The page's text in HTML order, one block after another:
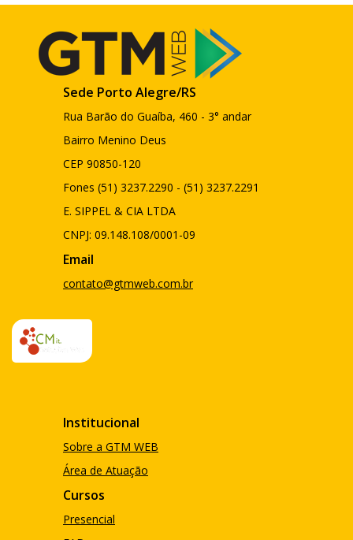
Sede Porto Alegre/RS
Rua Barão do Guaíba, 460 - 3° andar
Bairro Menino Deus
CEP 90850-120
Fones (51) 3237.2290 - (51) 3237.2291
E. SIPPEL & CIA LTDA
CNPJ: 09.148.108/0001-09
Email
contato@gtmweb.com.br
Institucional
Sobre a GTM WEB
Área de Atuação
Cursos
Presencial